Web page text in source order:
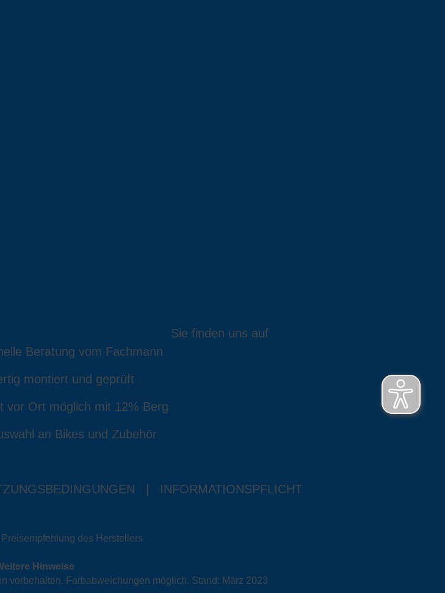
Beratung vom Fachmann
montiert und geprüft
vor Ort möglich mit 12% Berg
an Bikes und Zubehör
Sie finden uns auf
INFORMATIONSPFLICHT
des Herstellers
Hinweise
vorbehalten. Farbabweichungen möglich. Stand: März 2023